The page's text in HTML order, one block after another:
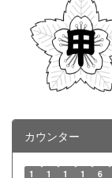
カウンター
1 1 1 1 6